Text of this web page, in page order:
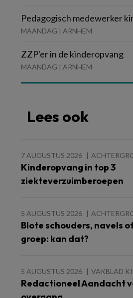
Pedagogisch medewerker
MAANDAG | ARNHEM
ZZP'er in de kinderopvang
MAANDAG | ARNHEM
Lees ook
7 AUGUSTUS 2026
Kinderopvang in top 3
ziekteverzuimberoepen
5 AUGUSTUS 2026
Blote schouders, navels
groep: kan dat?
5 AUGUSTUS 2026 VAKBLAD
Redactioneel Aandacht